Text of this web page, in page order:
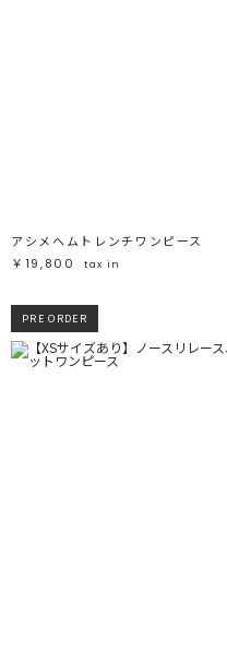
アシメヘムトレンチワンピース
￥19,800
tax in
PRE ORDER